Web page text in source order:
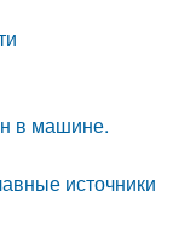
в машине.
источники